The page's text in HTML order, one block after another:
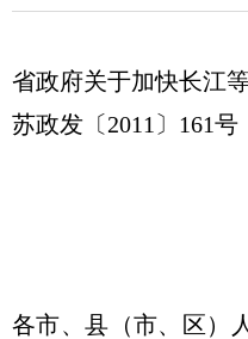
省政府关于加快长江
苏政发〔2011〕161号
各市、县（市、区）